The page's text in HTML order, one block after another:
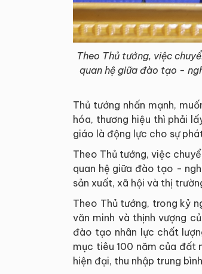
Theo Thủ tướng, việc
quan hệ giữa đào tạo -
Thủ tướng nhấn mạnh,
hóa, thương hiệu thì phải
giáo là động lực cho sự
Theo Thủ tướng, việc
quan hệ giữa đào tạo -
sản xuất, xã hội và thị
Theo Thủ tướng, trong kỷ
văn minh và thịnh vượng
đào tạo nhân lực chất
mục tiêu 100 năm của đất
hiện đại, thu nhập trung